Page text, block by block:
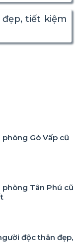
tiết kiệm
Gò Vấp cũ
Tân Phú cũ
độc thân đẹp,